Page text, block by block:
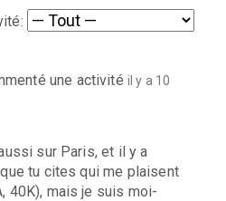
une activité il y a 10
sur Paris, et il y a
tu cites qui me plaisent
40K), mais je suis moi-